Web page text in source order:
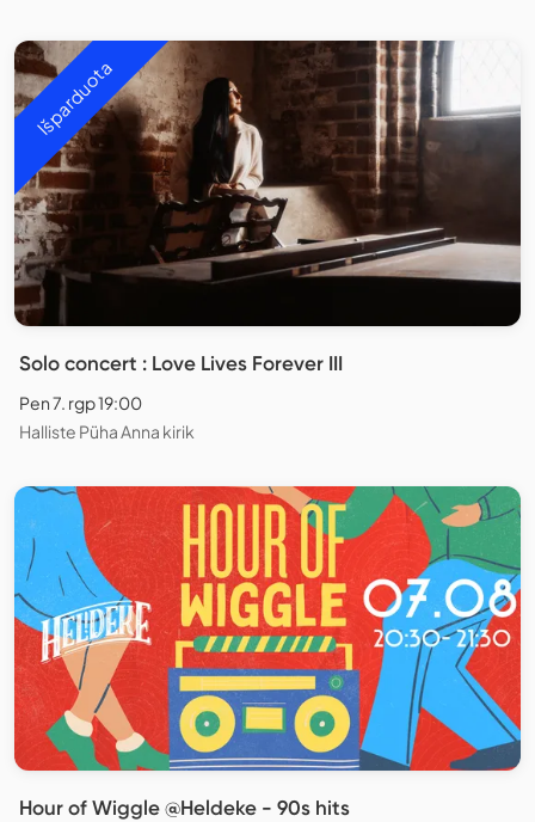
Išparduota
Solo concert : Love Lives Forever III
Pen 7. rgp 19:00
Halliste Püha Anna kirik
Hour of Wiggle @Heldeke - 90s hits